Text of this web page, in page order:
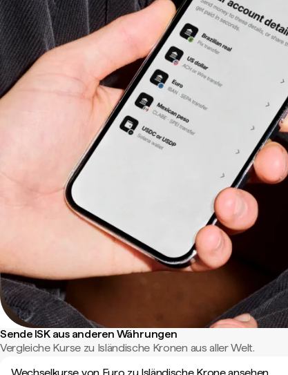
Sende ISK aus anderen Währungen
Vergleiche Kurse zu Isländische Kronen aus aller Welt.